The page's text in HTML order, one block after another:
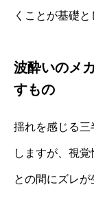
くことが基礎と
波酔いのメ
すもの
揺れを感じる三
しますが、視
との間にズレ